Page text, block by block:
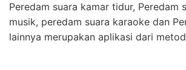
Peredam suara kamar tidur, Peredam
musik, peredam suara karaoke dan
lainnya merupakan aplikasi dari